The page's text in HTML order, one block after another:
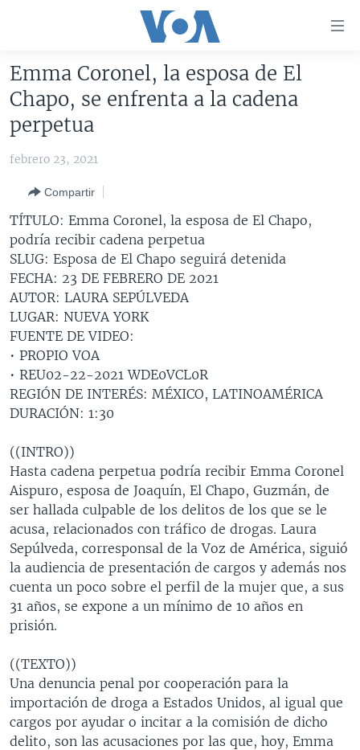
accesibilidad
Salte
contenido
Salte
principal
Salte
búsqueda
AMÉRICA DEL NORTE
EEUU
ELECCIONES EEUU 2024
VOA VERIFICA INMIGRACIÓN
VOA VERIFICA AMÉRICA LATINA
ARGENTINA
BOLIVIA
COLOMBIA
CHILE
PERÚ
ECUADOR
VENEZUELA
BRASIL
CHINA EN AMÉRICA LATINA
CENTROAMÉRICA
COSTA RICA
EL SALVADOR
GUATEMALA
HONDURAS
NICARAGUA
OTRAS SECCIONES
INMIGRACIÓN
LIBERTAD DE PRENSA
MUNDO
ECONOMÍA
ENTRETENIMIENTO Y CULTURA
DEPORTES
CIENCIA Y SALUD
ESPECIALES DE LA VOA
LIBERTAD DE PRENSA
UCRANIA
MULTIMEDIA
VIDEOS
AUDIOS
PROGRAMAS TV
FORO INTERAMERICANO
VISIÓN 360
LAS CLAVES
PANORAMA
AVANCE INFORMATIVO
AUDIONOTICIAS
BUENOS DÍAS AMÉRICA
ESTADOS UNIDOS AL DÍA
EL MUNDO AL DÍA [RADIO]
FORO [RADIO]
DEPORTIVO INTERNACIONAL
NOTA ECONÓMICA
ENTRETENIMIENTO
DIRECT
DOCUMENTALES DE LA VOA
Learning English
SÍGANOS
Emma Coronel, la esposa de El
Chapo, se enfrenta a la cadena
perpetua
febrero 23, 2021
Compartir
TÍTULO: Emma Coronel, la esposa de El Chapo,
podría recibir cadena perpetua
SLUG: Esposa de El Chapo seguirá detenida
FECHA: 23 DE FEBRERO DE 2021
AUTOR: LAURA SEPÚLVEDA
LUGAR: NUEVA YORK
FUENTE DE VIDEO:
• PROPIO VOA
• REU02-22-2021 WDE0VCL0R
REGIÓN DE INTERÉS: MÉXICO, LATINOAMÉRICA
DURACIÓN: 1:30
((INTRO))
Hasta cadena perpetua podría recibir Emma Coronel
Aispuro, esposa de Joaquín, El Chapo, Guzmán, de
ser hallada culpable de los delitos de los que se le
acusa, relacionados con tráfico de drogas. Laura
Sepúlveda, corresponsal de la Voz de América, siguió
la audiencia de presentación de cargos y además nos
cuenta un poco sobre el perfil de la mujer que, a sus
31 años, se expone a un mínimo de 10 años en
prisión.
((TEXTO))
Una denuncia penal por cooperación para la
importación de droga a Estados Unidos, al igual que
cargos por ayudar o incitar a la comisión de dicho
delito, son las acusaciones por las que, hoy, Emma